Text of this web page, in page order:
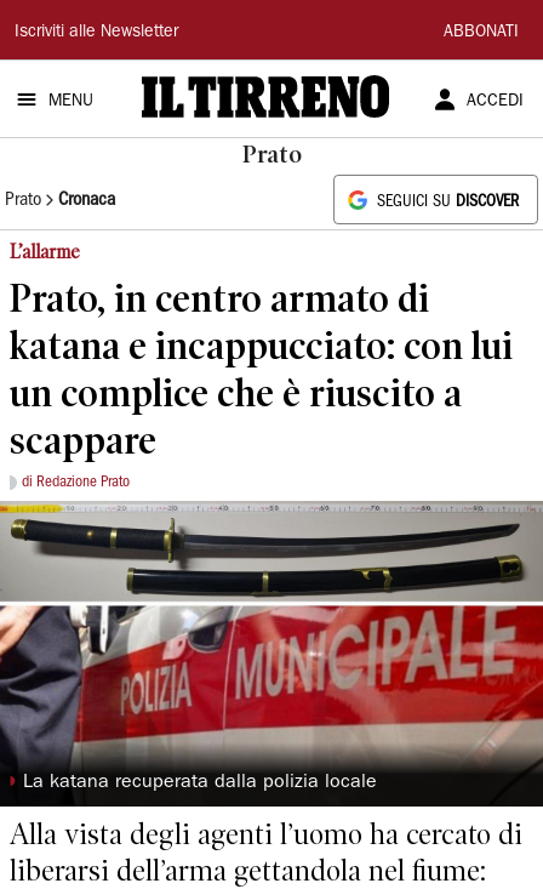
Il
Tirreno
Iscriviti alle Newsletter ABBONATI
MENU ACCEDI
Prato
Prato Cronaca SEGUICI SU DISCOVER
L’allarme
Prato, in centro armato di
katana e incappucciato: con lui
un complice che è riuscito a
scappare
di Redazione Prato
◗ La katana recuperata dalla polizia locale
Alla vista degli agenti l’uomo ha cercato di
liberarsi dell’arma gettandola nel fiume: